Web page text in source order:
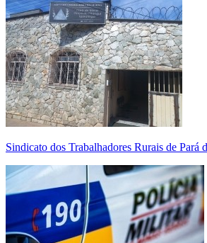
Sindicato dos Trabalhadores Rurais de Pará